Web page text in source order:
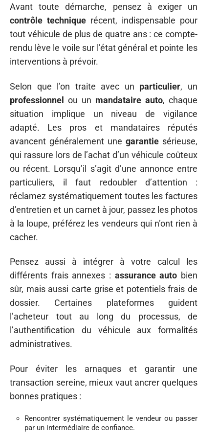
Avant toute démarche, pensez à exiger un
contrôle technique récent, indispensable pour
tout véhicule de plus de quatre ans : ce compte-
rendu lève le voile sur l’état général et pointe les
interventions à prévoir.
Selon que l’on traite avec un particulier, un
professionnel
ou un mandataire auto, chaque
situation implique un niveau de vigilance
adapté. Les pros et mandataires réputés
avancent généralement une garantie sérieuse,
qui rassure lors de l’achat d’un véhicule coûteux
ou récent. Lorsqu’il s’agit d’une annonce entre
particuliers, il faut redoubler d’attention :
réclamez systématiquement toutes les factures
d’entretien et un carnet à jour, passez les photos
à la loupe, préférez les vendeurs qui n’ont rien à
cacher.
Pensez aussi à intégrer à votre calcul les
différents frais annexes : assurance auto bien
sûr, mais aussi carte grise et potentiels frais de
dossier. Certaines plateformes guident
l’acheteur tout au long du processus, de
l’authentification du véhicule aux formalités
administratives.
Pour éviter les arnaques et garantir une
transaction sereine, mieux vaut ancrer quelques
bonnes pratiques :
Rencontrer systématiquement le vendeur ou passer
par un intermédiaire de confiance.